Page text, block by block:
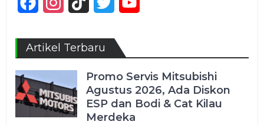
FacebookInstagram
TikTok Twitter
Artikel Terbaru
Promo Servis Mitsubishi
Agustus 2026, Ada Diskon
ESP dan Bodi & Cat Kilau
Merdeka